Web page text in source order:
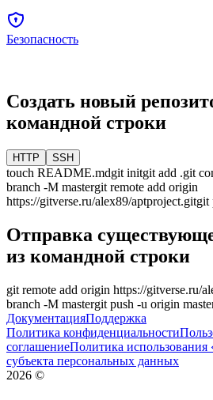
Безопасность
Создать новый
командной строки
HTTP SSH
touch README.mdgit initgit add .git
branch -M mastergit remote add origin
https://gitverse.ru/alex89/aptproject.gitgit
Отправка
из командной строки
git remote add origin https://gitverse.ru/
branch -M mastergit push -u origin
ДокументацияПоддержка
Политика конфиденциальности
соглашениеПолитика использования
субъекта персональных данных
2026 ©